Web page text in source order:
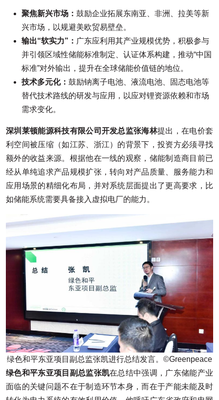
聚焦新兴市场： 鼓励企业拓展东南亚、非洲、拉美等新
兴市场，以规避美欧贸易壁垒。
输出“软实力”： 广东应利用其产业规模优势，积极参与
并引领区域性储能标准制定、认证体系构建，推动“中国
标准”对外输出，提升在全球储能价值链的地位。
技术多元化： 鼓励钠离子电池、液流电池、固态电池等
替代技术路线的研发与应用，以应对锂资源依赖和市场
需求变化。
深圳莱顿能源科技有限公司开发总监张海林提出，在电价套
利空间被压缩（如江苏、浙江）的背景下，投资方必须寻找
额外的收益来源。根据他在一线的观察，储能制造商目前已
经从单纯追求产品规模扩张，转向对产品质量、服务能力和
应用场景的精细化布局，并对系统层面提出了更高要求，比
如储能系统需要具备接入虚拟电厂的能力。
绿色和平东亚项目副总监张凯进行总结发言。©️Greenpeace
绿色和平东亚项目副总监张凯在总结中强调，广东储能产业
面临的关键问题不在于制造环节本身，而在于产能未能及时